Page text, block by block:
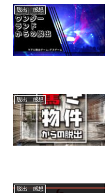
脱出 感想
脱出 感想
脱出 感想